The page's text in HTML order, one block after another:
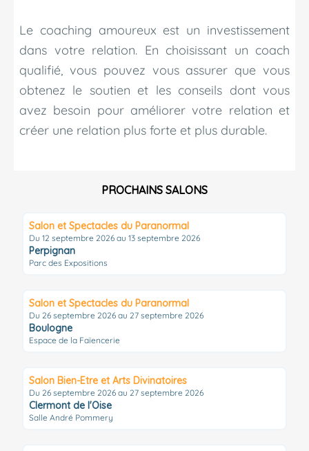
Le coaching amoureux est un investissement
dans votre relation. En choisissant un coach
qualifié, vous pouvez vous assurer que vous
obtenez le soutien et les conseils dont vous
avez besoin pour améliorer votre relation et
créer une relation plus forte et plus durable.
PROCHAINS SALONS
Salon et Spectacles du Paranormal
Du 12 septembre 2026 au 13 septembre 2026
Perpignan
Parc des Expositions
Salon et Spectacles du Paranormal
Du 26 septembre 2026 au 27 septembre 2026
Boulogne
Espace de la Faïencerie
Salon Bien-Etre et Arts Divinatoires
Du 26 septembre 2026 au 27 septembre 2026
Clermont de l'Oise
Salle André Pommery